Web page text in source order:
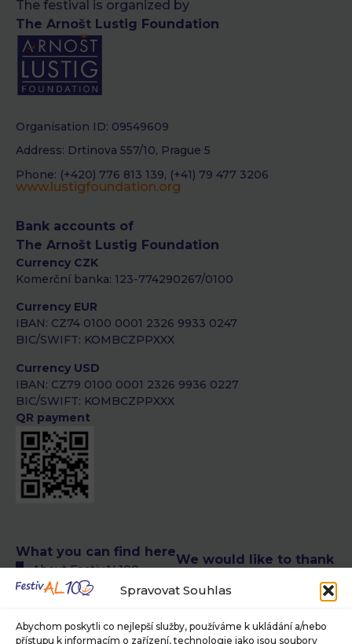
Spravovat Souhlas
Abychom poskytli co nejlepší služby, používáme k ukládání a/nebo
přístupu k informacím o zařízení, technologie jako jsou soubory
The festival is organized by
The Arnošt Lustig Foundation
Organisation ID: 09549609
Address: Drtinova 557/10, Prague 5
Phone: (+420) 776 813 139, (+41) 79 477 3206
www.lustigfoundation.org
Bank accounts of
The Arnošt Lustig Foundation
Currency CZK
Komerční banka: 123-774290267/0100
Currency EUR
IBAN: CZ74 0100 0001 2326 9933 0247
BIC/SWIFT: KOMBCZPPXXX
Currency USD
IBAN: CZ79 0100 0001 2326 9936 0227
BIC/SWIFT: KOMBCZPPXXX
QR payment
What you can find here
About FestivAL100
All FestivAL100 events
FestivAL100 events
We would like to thank
the following authors
of photographs
Museum of Photography